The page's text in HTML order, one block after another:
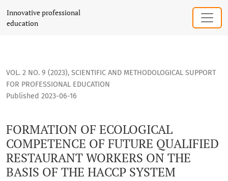
FORMATION OF ECOLOGICAL COMPETENCE OF FUTURE
Innovative professional
education
VOL. 2 NO. 9 (2023), SCIENTIFIC AND METHODOLOGICAL SUPPORT
FOR PROFESSIONAL EDUCATION
FORMATION OF ECOLOGICAL
COMPETENCE OF FUTURE QUALIFIED
RESTAURANT WORKERS ON THE
BASIS OF THE HAССР SYSTEM
Published 2023-06-16